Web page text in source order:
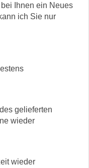
Ihnen ein Neues
ich Sie nur
gelieferten
wieder
wieder